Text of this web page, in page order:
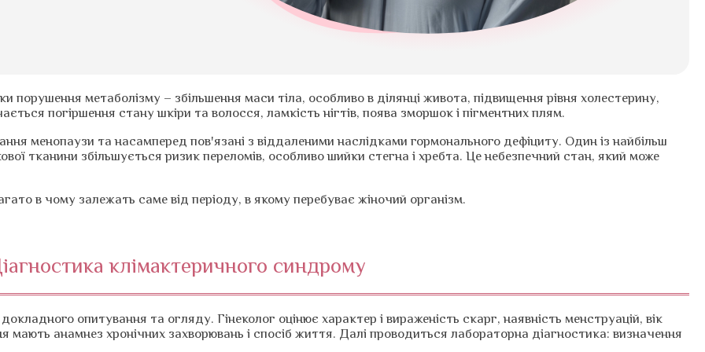
порушення метаболізму – збільшення маси тіла, особливо в ділянці живота, підвищення рівня холестерину,
погіршення стану шкіри та волосся, ламкість нігтів, поява зморшок і пігментних плям.
менопаузи та насамперед пов'язані з віддаленими наслідками гормонального дефіциту. Один із найбільш
тканини збільшується ризик переломів, особливо шийки стегна і хребта. Це небезпечний стан, який може
в чому залежать саме від періоду, в якому перебуває жіночий організм.
клімактеричного синдрому
опитування та огляду. Гінеколог оцінює характер і вираженість скарг, наявність менструацій, вік
анамнез хронічних захворювань і спосіб життя. Далі проводиться лабораторна діагностика: визначення